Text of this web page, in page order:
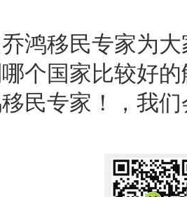
鸿移民专家为
个国家比较好
民专家！，我